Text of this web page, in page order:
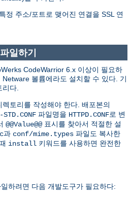
정 주소/포트로 맺어진 연결을 SSL 연
일하기
CodeWarrior 6.x 이상이 필요하
볼륨에라도 설치할 수 있다. 기
리다.
렉토리를 작성해야 한다. 배포본의
STD.CONF 파일명을 HTTPD.CONF로 변
@@Value@@표시를 찾아서 적절한 설
과 conf/mime.types 파일도 복사한
install 키워드를 사용하면 완전한
하려면 다음 개발도구가 필요하다: